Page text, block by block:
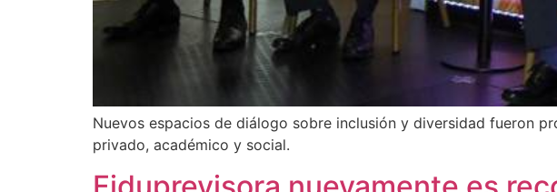
Nuevos espacios de diálogo sobre inclusión y diversidad fueron
privado, académico y social.